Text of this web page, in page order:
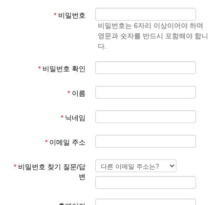
마
김예
3. 회원 이메일은 입학원서에 기재된 이메일 주소
회원 가입 후 회원 승인에 평균 1일이 소요됩니다.
한글학교 회원이 아닌 분들이 특정한 사유로 홈페이지를 이용하기
파리한글학교 홈페이지 관리자
* 비밀번호
비밀번호는 6자리 이상이어야 하며
영문과 숫자를 반드시 포함해야 합니
다.
* 비밀번호 확인
* 이름
* 닉네임
* 이메일 주소
* 비밀번호 찾기 질문/답
변